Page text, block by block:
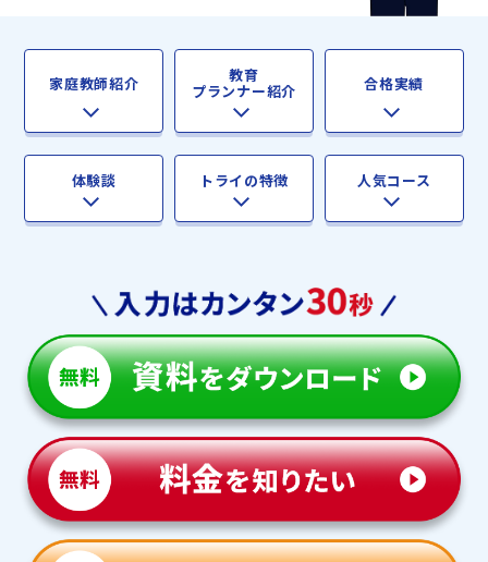
家庭教師紹介 教育
プランナー紹介 合格実績
体験談 トライの特徴 人気コース